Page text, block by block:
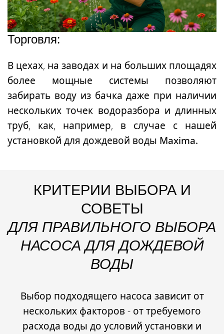
Торговля:
В цехах, на заводах и на больших площадях
более мощные системы позволяют
забирать воду из бачка даже при наличии
нескольких точек водоразбора и длинных
труб, как, например, в случае с нашей
установкой для дождевой воды Maxima.
КРИТЕРИИ ВЫБОРА И
СОВЕТЫ
ДЛЯ ПРАВИЛЬНОГО ВЫБОРА
НАСОСА ДЛЯ ДОЖДЕВОЙ
ВОДЫ
Выбор подходящего насоса зависит от
нескольких факторов - от требуемого
расхода воды до условий установки и